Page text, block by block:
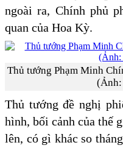
ngoài ra, Chính phủ
quan của Hoa Kỳ.
Thủ tướng Phạm Minh
Thủ tướng đề nghị
hình, bối cảnh của thế
lên, có gì khác so